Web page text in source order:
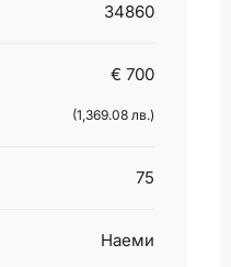
34860
€ 700
(1,369.08 лв.)
75
Наеми